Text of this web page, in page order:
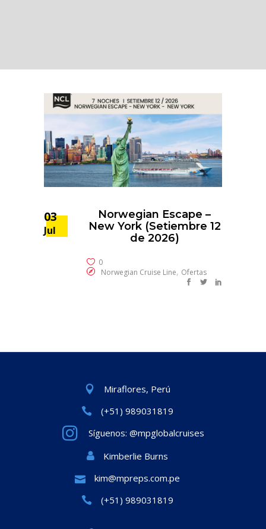
03
Jul
Norwegian Escape –
New York (Setiembre 12
de 2026)
0
Norwegian Cruise Line, Ofertas
Miraflores, Perú
(+51) 989031819
Síguenos: @mpglobalcruises
Kimberlie Burns
kim@mpreps.com.pe
(+51) 989031819